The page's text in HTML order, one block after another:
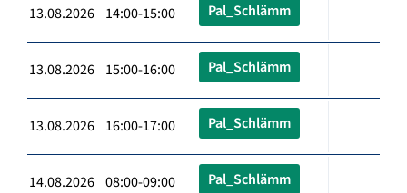
13.08.2026 14:00-15:00 Pal_Schlämm
13.08.2026 15:00-16:00 Pal_Schlämm
13.08.2026 16:00-17:00 Pal_Schlämm
14.08.2026 08:00-09:00 Pal_Schlämm